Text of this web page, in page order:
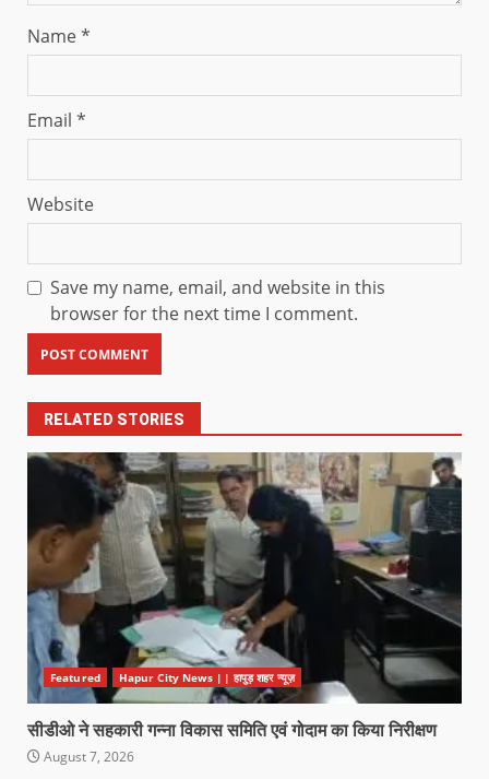
Name*
Email *
Website
Save my name, email, and website in this
browser for the next time I comment.
RELATED STORIES
Featured Hapur City News || हापुड़ शहर न्यूज़
सीडीओ ने सहकारी गन्ना विकास समिति एवं गोदाम का किया निरीक्षण
August 7, 2026